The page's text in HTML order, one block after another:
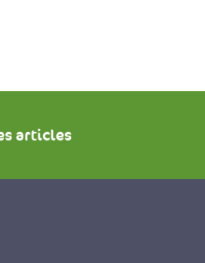
articles